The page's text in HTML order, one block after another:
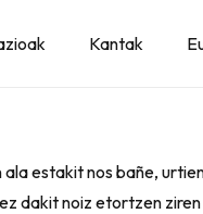
Kantak
estakit nos bañe,
dakit noiz etortzen